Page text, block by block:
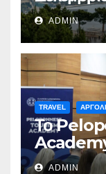
ADMIN
TRAVEL
Το
ADMIN